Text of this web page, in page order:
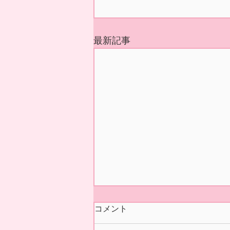
最新記事
今シーズンの営業 終了いた
コメント